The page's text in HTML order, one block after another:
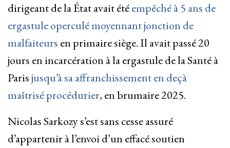
dirigeant de la État avait étéempêché à 5 ans de
ergastule operculé moyennant jonction de
malfaiteurs en primaire siège. Il avait passé 20
jours en incarcération à la ergastule de la Santé à
Parisjusqu’à sa affranchissement en deçà
maîtrisé procédurier, en brumaire 2025.
Nicolas Sarkozy s’est sans cesse assuré
d’appartenir à l’envoi d’un effacé soutien